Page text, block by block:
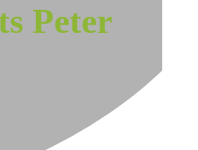
Peter